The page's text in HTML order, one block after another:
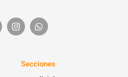
Secciones